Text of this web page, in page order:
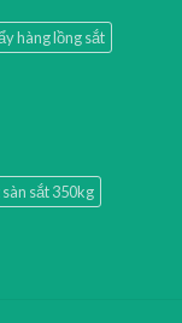
hàng lồng sắt
sắt 350kg